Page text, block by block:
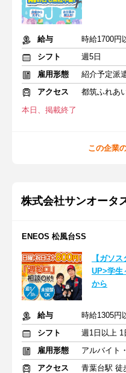
給与
時給1700円
シフト
週5日
雇用形態
紹介予定派
アクセス
都筑ふれあ
本日、掲載終了
この企業
株式会社サンオータ
ENEOS 松風台SS
【ガソ
UP>学生
から
給与
時給1305円
シフト
雇用形態
アルバイト
アクセス
青葉台駅 徒